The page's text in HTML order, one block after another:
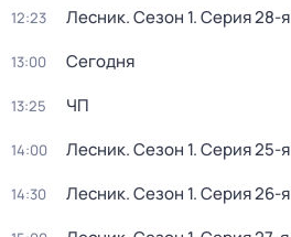
12:23 Лесник. Сезон 1. Серия 28-я
13:00 Сегодня
13:25 ЧП
14:00 Лесник. Сезон 1. Серия 25-я
14:30 Лесник. Сезон 1. Серия 26-я